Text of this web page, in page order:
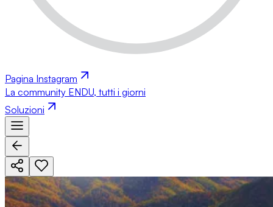
Pagina Instagram
La community ENDU, tutti i giorni
Soluzioni